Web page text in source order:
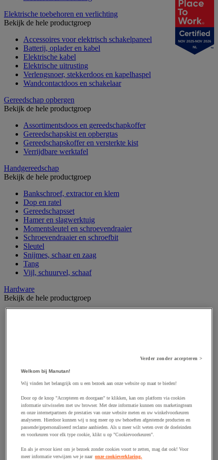
Elektrische toebehoren en verlichting
Bekijk de hele productgroep
Accessoires voor elektrisch schakelpaneel
Batterij, oplader en kabel
Elektrische kabel
Elektrische uitrusting
Verlengsnoer, stekkerdoos en kapelhaspel
Wandcontactdoos en schakelaar
Gereedschap opbergen
Bekijk de hele productgroep
Assortimentsdoos en gereedschapkoffer
Gereedschapskist en opbergtas
Gereedschapskoffer en versterkte kist
Verrijdbare werktafel
Handgereedschap
Bekijk de hele productgroep
Bankschroef, extractor en klem
Dop en ratel
Gereedschapsset
Hamer en slagwerktuig
Momentsleutel en schroevendraaier
Schroevendraaier en schroefbit
Sleutel
Snijmes, schaar en zaag
Tang
Vijl, schuurvel, schaaf
Hardware
Bekijk de hele productgroep
Draadstift
Haak en schroefoog
Ketting en trekkoord
Moer
Nagel en blindklinktang
Plug en pin
Punten, spijkers en nieten
Regelvoet
Ring
NOV 2025-NOV 2026
NL
Verder zonder accepteren >
Welkom bij Manutan!
Wij vinden het belangrijk om u een bezoek aan onze website op maat te bieden!
Door op de knop "Accepteren en doorgaan" te klikken, kan ons platform via cookies
informatie uitwisselen met uw browser. Met deze informatie kunnen ons marketingteam
en onze internetpartners de prestaties van onze website meten en uw winkelvoorkeuren
analyseren. Hierdoor kunnen wij u nog meer op uw behoeften afgestemde producten en
passende/gepersonaliseerd reclame aanbieden. Als u meer wilt weten over de doeleinden
en voorkeuren voor elk type cookie, klikt u op "Cookievoorkeuren".
En als je ervoor kiest om je bezoek zonder cookies voort te zetten, mag dat ook! Voor
meer informatie verwijzen we je naar onze cookieverklaring.